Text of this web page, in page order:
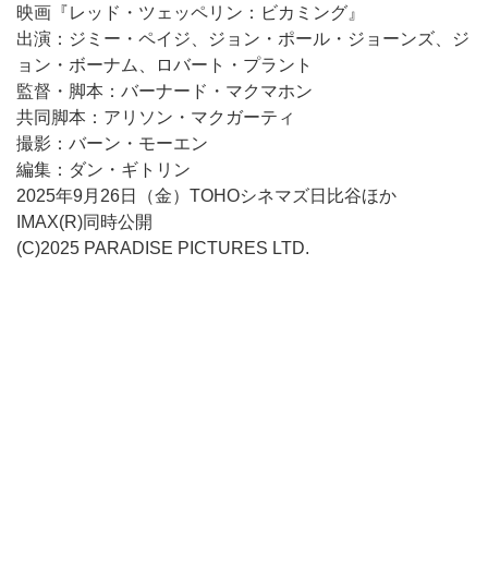
映画『レッド・ツェッペリン：ビカミング』
出演：ジミー・ペイジ、ジョン・ポール・ジョーンズ、ジ
ョン・ボーナム、ロバート・プラント
監督・脚本：バーナード・マクマホン
共同脚本：アリソン・マクガーティ
撮影：バーン・モーエン
編集：ダン・ギトリン
2025年9月26日（金）TOHOシネマズ日比谷ほか
IMAX(R)同時公開
(C)2025 PARADISE PICTURES LTD.